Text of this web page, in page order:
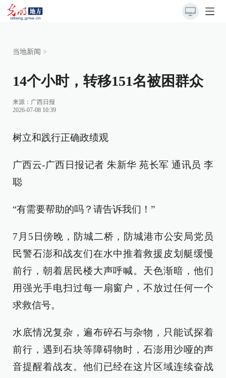
当地新闻 >
14个小时，转移151名被困群众
来源： 广西日报
2026-07-08 10:39
树立和践行正确政绩观
广西云-广西日报记者 朱新华 苑长军 通讯员 李
聪
“有需要帮助的吗？请告诉我们！”
7月5日傍晚，防城二桥，防城港市公安局党员
民警石澎和战友们在水中推着救援皮划艇缓慢
前行，朝着居民楼大声呼喊。天色渐暗，他们
用强光手电扫过每一扇窗户，不放过任何一个
求救信号。
水底情况复杂，遍布碎石与杂物，只能试探着
前行，遇到石块等障碍物时，石澎用沙哑的声
音提醒着战友。他们已经在这片区域连续奋战